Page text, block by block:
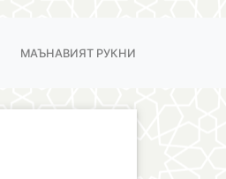
МАЪНАВИЯТ РУКНИ